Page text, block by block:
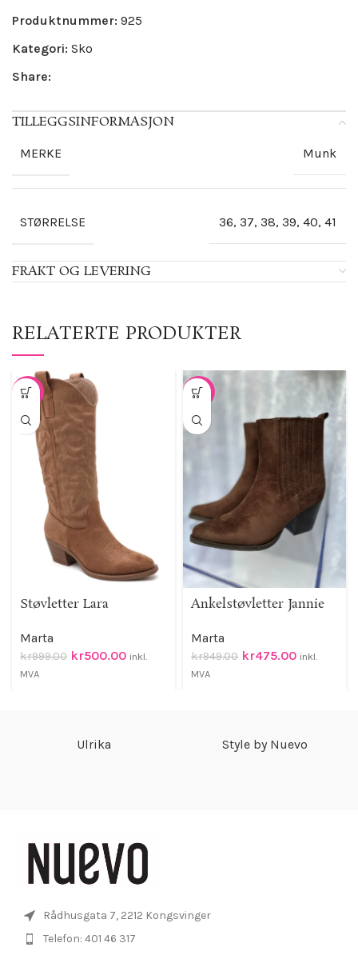
Produktnummer: 925
Kategori: Sko
Share:
TILLEGGSINFORMASJON
MERKE Munk
STØRRELSE 36, 37, 38, 39, 40, 41
FRAKT OG LEVERING
RELATERTE PRODUKTER
SALG
Støvletter Lara
Marta
kr999.00 kr500.00 inkl.
MVA
SALG
Ankelstøvletter Jannie
Marta
kr949.00 kr475.00 inkl.
MVA
Ulrika Style by Nuevo
Rådhusgata 7, 2212 Kongsvinger
Telefon: 401 46 317